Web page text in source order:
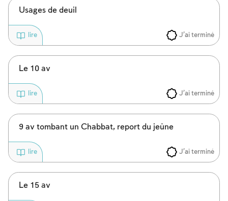
Usages de deuil
J'ai terminé
lire
Le 10 av
J'ai terminé
lire
9 av tombant un Chabbat, report du jeûne
J'ai terminé
lire
Le 15 av